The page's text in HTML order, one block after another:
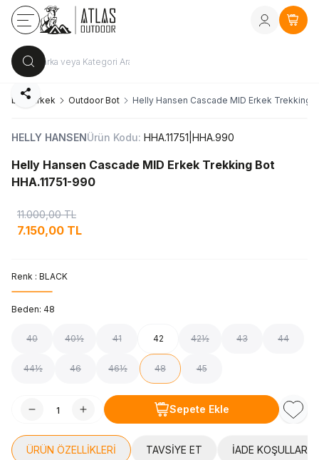
Kayıt Ol veya
Erkek Outdoor Bot Helly Hansen Cascade MID Erkek Trekking
Paylaş
HELLY HANSENÜrün Kodu: HHA.11751|HHA.990
Helly Hansen Cascade MID Erkek Trekking Bot
HHA.11751-990
11.000,00TL
7.150,00 TL
Renk : BLACK
Beden: 48
40 40½ 41 42 42½ 43 44
44½ 46 46½ 48 45
Sepete Ekle
ÜRÜN ÖZELLIKLERI TAVSIYE ET İADE KOŞULLARI